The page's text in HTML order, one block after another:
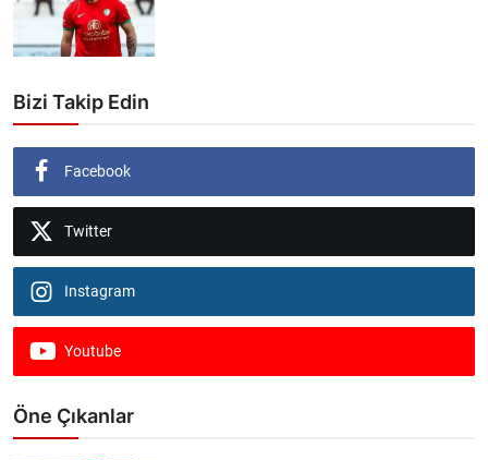
Bizi Takip Edin
Facebook
Twitter
Instagram
Youtube
Öne Çıkanlar